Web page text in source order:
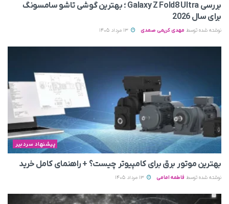
بررسی Galaxy Z Fold8 Ultra ؛ بهترین گوشی تاشو سامسونگ
برای سال 2026
نوشته شده توسط مهدی کریمی صمدی
پیشنهاد سردبیر
بهترین موتور برق برای کامپیوتر چیست؟ + راهنمای کامل خرید
نوشته شده توسط فاطمه امامی